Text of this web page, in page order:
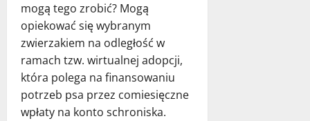
mogą tego zrobić? Mogą
opiekować się wybranym
zwierzakiem na odległość w
ramach tzw. wirtualnej adopcji,
która polega na finansowaniu
potrzeb psa przez comiesięczne
wpłaty na konto schroniska.